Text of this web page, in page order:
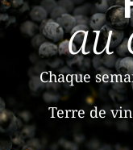
au
Chaque
Terre de